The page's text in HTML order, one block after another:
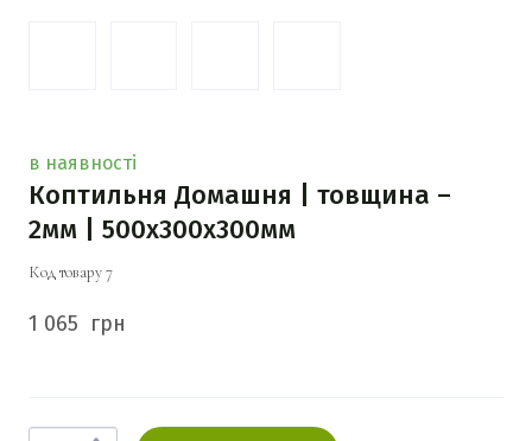
в наявності
Коптильня Домашня | товщина –
2мм | 500х300х300мм
Код товару 7
1 065  грн